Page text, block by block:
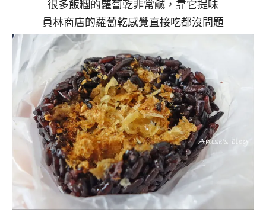
很多飯糰的蘿蔔乾非常鹹，靠它提味
員林商店的蘿蔔乾感覺直接吃都沒問題